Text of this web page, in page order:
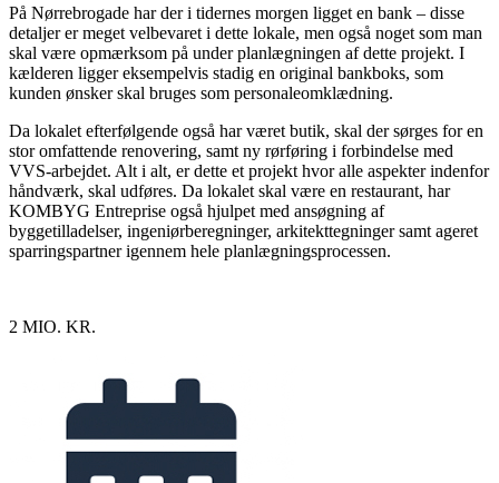
På Nørrebrogade har der i tidernes morgen ligget en bank – disse
detaljer er meget velbevaret i dette lokale, men også noget som man
skal være opmærksom på under planlægningen af dette projekt. I
kælderen ligger eksempelvis stadig en original bankboks, som
kunden ønsker skal bruges som personaleomklædning.
Da lokalet efterfølgende også har været butik, skal der sørges for en
stor omfattende renovering, samt ny rørføring i forbindelse med
VVS-arbejdet. Alt i alt, er dette et projekt hvor alle aspekter indenfor
håndværk, skal udføres. Da lokalet skal være en restaurant, har
KOMBYG Entreprise også hjulpet med ansøgning af
byggetilladelser, ingeniørberegninger, arkitekttegninger samt ageret
sparringspartner igennem hele planlægningsprocessen.
2 MIO. KR.